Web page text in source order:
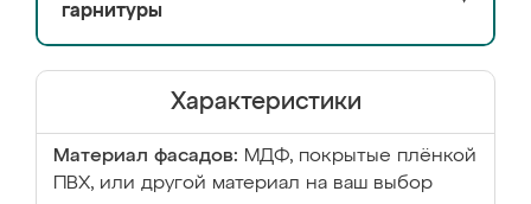
гарнитуры
Характеристики
Материал фасадов: МДФ, покрытые плёнкой
ПВХ, или другой материал на ваш выбор